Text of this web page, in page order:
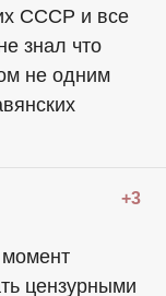
СССР и все
знал что
не одним
+3
цензурными